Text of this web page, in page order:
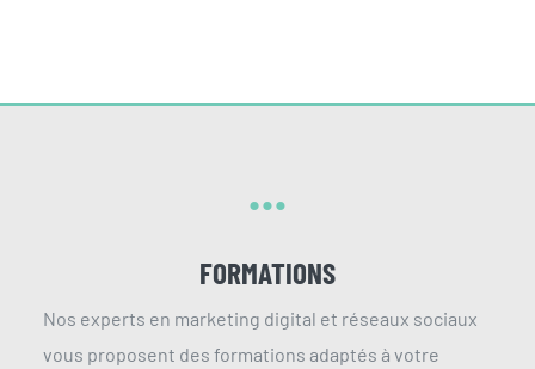
…
FORMATIONS
Nos experts en marketing digital et réseaux sociaux
vous proposent des formations adaptés à votre